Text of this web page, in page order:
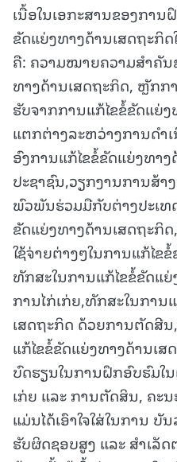
ເນື້ອໃນເອກະສານຂອງກາ
ຂັດແຍ່ງທາງດ້ານເສດຖະກິ
ຄື: ຄວາມໝາຍຄວາມສໍາຄັນ
ທາງດ້ານເສດຖະກິດ, ຫຼັກກ
ຮັບຈາກການແກ້ໄຂຂໍ້ຂັດແຍ່
ແຕກຕ່າງລະຫວ່າງການດໍາ
ອົງການແກ້ໄຂຂໍ້ຂັດແຍ່ງທາ
ປະຊາຊົນ,ວຽກງານການສ້າ
ພົວພັນຮ່ວມມືກັບຕ່າງປະເທ
ຂັດແຍ່ງທາງດ້ານເສດຖະກິ
ໃຊ້ຈ່າຍຕ່າງໆໃນການແກ້ໄຂ
ທັກສະໃນການແກ້ໄຂຂໍ້ຂັດແ
ການໄກ່ເກ່ຍ,ທັກສະໃນການ
ເສດຖະກິດ ດ້ວຍການຕັດສີ
ແກ້ໄຂຂໍ້ຂັດແຍ່ງທາງດ້ານເ
ບົດຮຽນໃນການຝຶກອົບຮົມໃ
ເກ່ຍ ແລະ ການຕັດສິນ, ຄະ
ແມ່ນໄດ້ເອົາໃຈໃສ່ໃນການ ບັ
ຮັບຜິດຊອບສູງ ແລະ ສຳເລັ